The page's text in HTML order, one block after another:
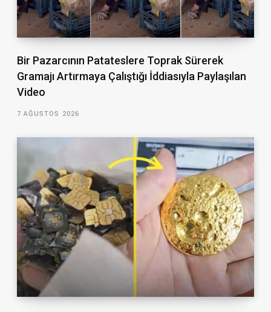
Bir Pazarcının Patateslere Toprak Sürerek
Gramajı Artırmaya Çalıştığı İddiasıyla Paylaşılan
Video
7 AĞUSTOS 2026